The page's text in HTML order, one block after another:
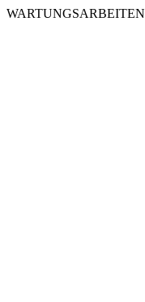
WARTUNGSARBEITEN